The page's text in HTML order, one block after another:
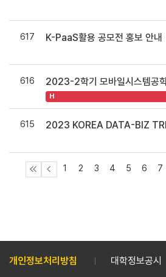
617 K-PaaS활용 공모전 홍보 안내
616
H
615 2023 KOREA DATA-BIZ
1 2 3 4 5 6 7
개인정보처리방침 대학정보공시